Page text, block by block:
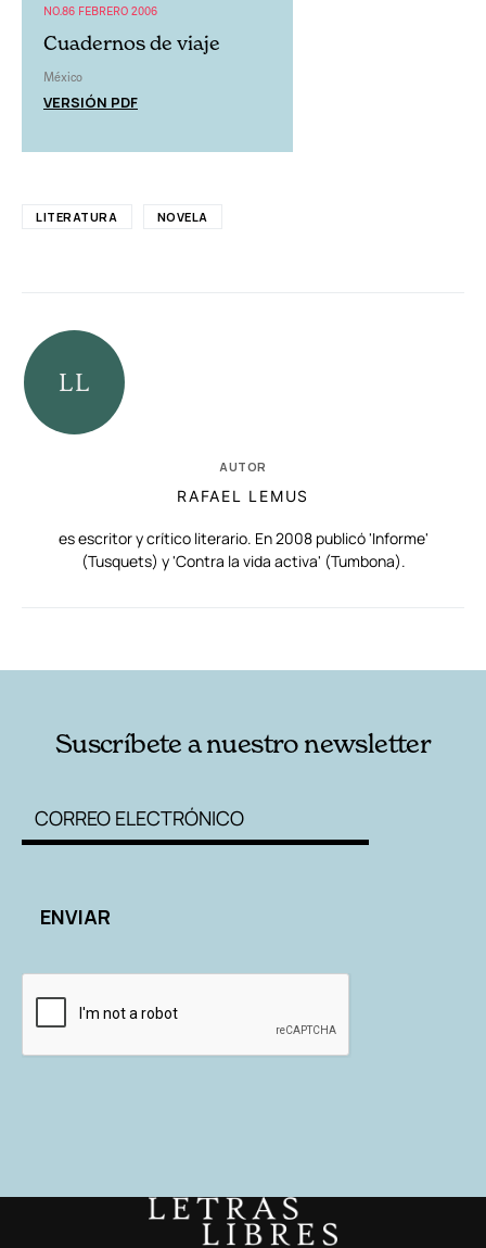
NO.86 FEBRERO 2006
Cuadernos de viaje
México
VERSIÓN PDF
LITERATURA NOVELA
AUTOR
RAFAEL LEMUS
es escritor y crítico literario. En 2008 publicó 'Informe'
(Tusquets) y 'Contra la vida activa' (Tumbona).
Suscríbete a nuestro newsletter